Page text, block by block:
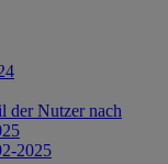
der Nutzer nach
2025